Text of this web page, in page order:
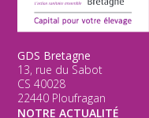
GDS Bretagne
13, rue du Sabot
CS 40028
22440 Ploufragan
NOTRE ACTUALITÉ